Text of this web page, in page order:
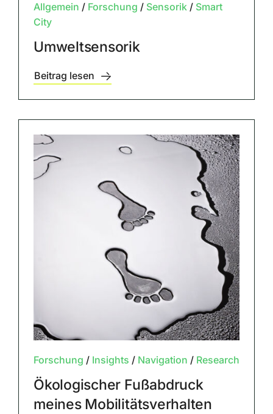
Allgemein / Forschung / Sensorik/ Smart
City
Umweltsensorik
Beitrag lesen
Forschung / Insights / Navigation / Research
Ökologischer Fußabdruck
meines Mobilitätsverhalten